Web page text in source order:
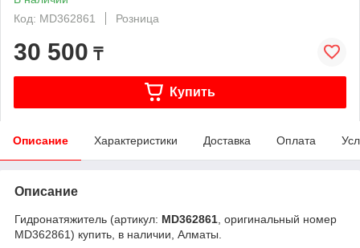
Код: MD362861
Розница
30 500 ₸
Купить
Описание Характеристики Доставка Оплата
Описание
Гидронатяжитель (артикул: MD362861 , оригинальный номер
MD362861) купить, в наличии, Алматы.